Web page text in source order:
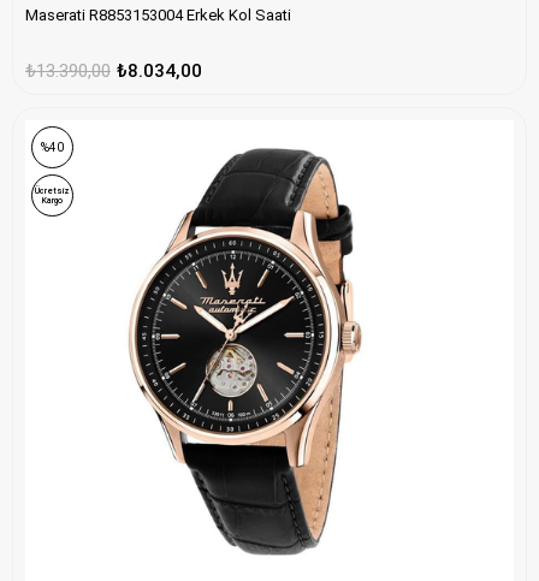
Maserati R8853153004 Erkek Kol Saati
₺8.034,00
₺13.390,00
%40
Ücretsiz
Kargo